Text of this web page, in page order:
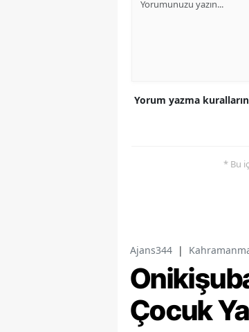
Yorum yazma
* Bu
Ajans344 |
Çocuk